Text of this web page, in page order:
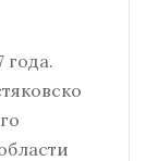
года.